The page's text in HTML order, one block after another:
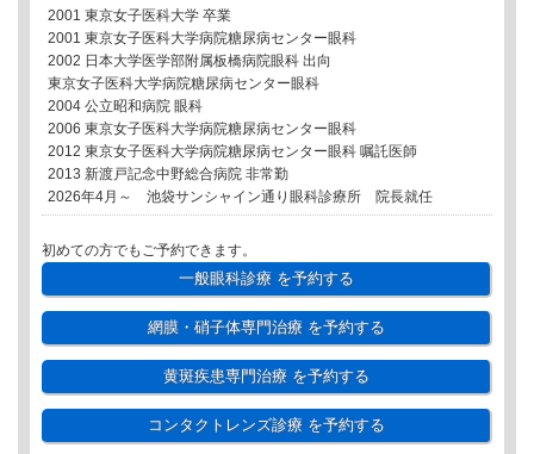
2001 東京女子医科大学 卒業
2001 東京女子医科大学病院糖尿病センター眼科
2002 日本大学医学部附属板橋病院眼科 出向
東京女子医科大学病院糖尿病センター眼科
2004 公立昭和病院 眼科
2006 東京女子医科大学病院糖尿病センター眼科
2012 東京女子医科大学病院糖尿病センター眼科 嘱託医師
2013 新渡戸記念中野総合病院 非常勤
2026年4月～ 池袋サンシャイン通り眼科診療所 院長就任
初めての方でもご予約できます。
一般眼科診療を予約する
網膜・硝子体専門治療を予約する
黄斑疾患専門治療を予約する
コンタクトレンズ診療を予約する